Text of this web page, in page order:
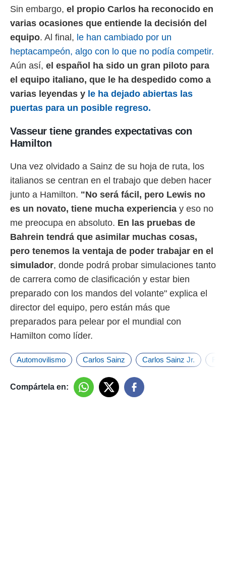
Sin embargo, el propio Carlos ha reconocido en
varias ocasiones que entiende la decisión del
equipo. Al final, le han cambiado por un
heptacampeón, algo con lo que no podía competir.
Aún así, el español ha sido un gran piloto para
el equipo italiano, que le ha despedido como a
varias leyendas y le ha dejado abiertas las
puertas para un posible regreso.
Vasseur tiene grandes expectativas con
Hamilton
Una vez olvidado a Sainz de su hoja de ruta, los
italianos se centran en el trabajo que deben hacer
junto a Hamilton. "No será fácil, pero Lewis no
es un novato, tiene mucha experiencia y eso no
me preocupa en absoluto. En las pruebas de
Bahrein tendrá que asimilar muchas cosas,
pero tenemos la ventaja de poder trabajar en el
simulador, donde podrá probar simulaciones tanto
de carrera como de clasificación y estar bien
preparado con los mandos del volante" explica el
director del equipo, pero están más que
preparados para pelear por el mundial con
Hamilton como líder.
Automovilismo Carlos Sainz Carlos Sainz Jr.
Compártela en: